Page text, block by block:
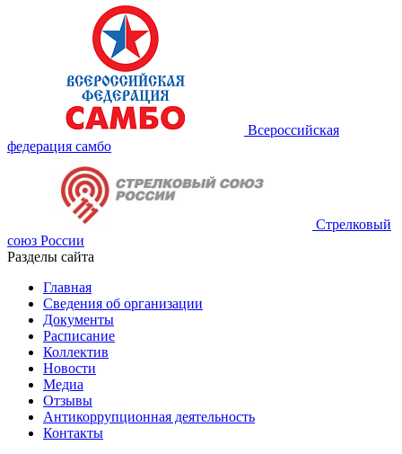
Всероссийская
федерация самбо
Стрелковый
союз России
Разделы сайта
Главная
Сведения об организации
Документы
Расписание
Коллектив
Новости
Медиа
Отзывы
Антикоррупционная деятельность
Контакты